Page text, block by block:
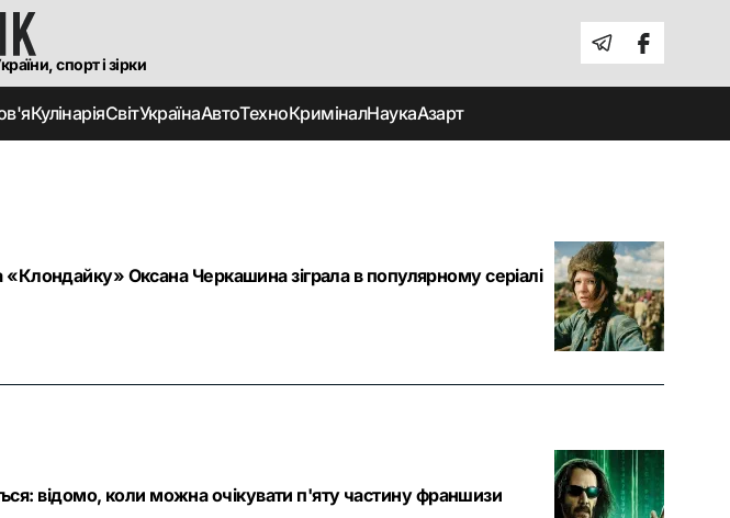
спорт і зірки
КулінаріяСвітУкраїнаАвтоТехноКриміналНаукаАзарт
«Клондайку» Оксана Черкашина зіграла в популярному серіалі
відомо, коли можна очікувати п'яту частину франшизи